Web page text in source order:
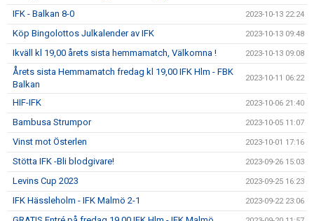
IFK - Balkan 8-0 2023-10-13 22:24
Köp Bingolottos Julkalender av IFK 2023-10-13 09:48
Ikväll kl 19,00 årets sista hemmamatch, Välkomna ! 2023-10-13 09:08
Årets sista Hemmamatch fredag kl 19,00 IFK Hlm - FBK
Balkan
2023-10-11 06:22
HIF-IFK 2023-10-06 21:40
Bambusa Strumpor 2023-10-05 11:07
Vinst mot Österlen 2023-10-01 17:16
Stötta IFK -Bli blodgivare! 2023-09-26 15:03
Levins Cup 2023 2023-09-25 16:23
IFK Hässleholm - IFK Malmö 2-1 2023-09-22 23:06